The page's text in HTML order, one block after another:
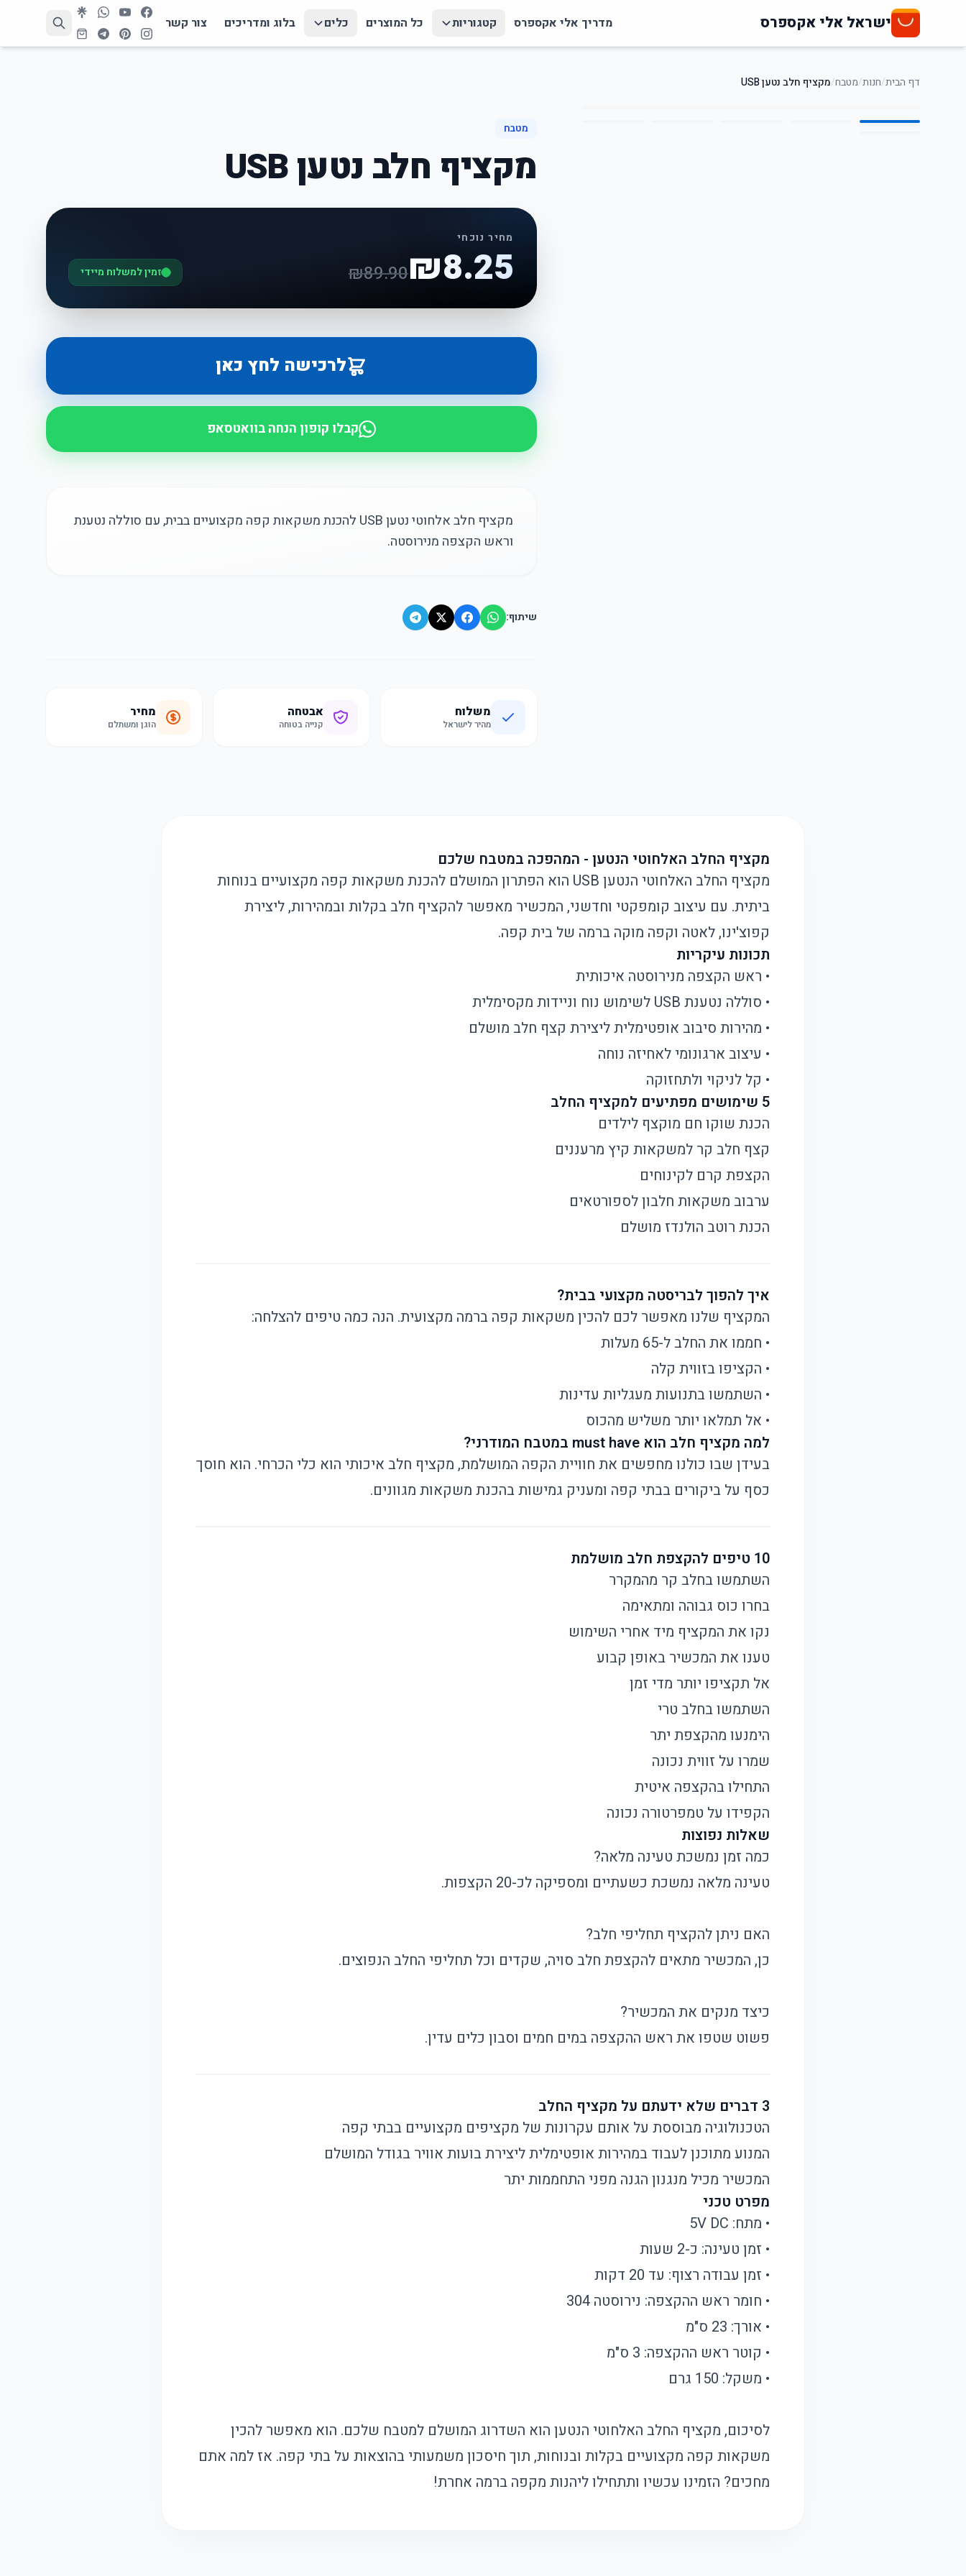
ישראל אלי אקספרס מדריך אלי אקספרס קטגוריות כל המוצרים כלים בלוג ומדריכים צור קשר
דף הבית/חנות/מטבח/מקציף חלב נטען USB 1
/
6
מטבח
מקציף חלב נטען USB
מחיר נוכחי
₪8.25
₪89.90 זמין למשלוח מיידי
לרכישה לחץ כאן
קבלו קופון הנחה בוואטסאפ
מקציף חלב אלחוטי נטען USB להכנת משקאות קפה מקצועיים בבית, עם סוללה נטענת
וראש הקצפה מנירוסטה.
שיתוף:
משלוח
מהיר לישראל
אבטחה
קנייה בטוחה
מחיר
הוגן ומשתלם
מקציף החלב האלחוטי הנטען - המהפכה במטבח שלכם
מקציף החלב האלחוטי הנטען USB הוא הפתרון המושלם להכנת משקאות קפה מקצועיים בנוחות
ביתית. עם עיצוב קומפקטי וחדשני, המכשיר מאפשר להקציף חלב בקלות ובמהירות, ליצירת
קפוצ'ינו, לאטה וקפה מוקה ברמה של בית קפה.
תכונות עיקריות
• ראש הקצפה מנירוסטה איכותית
• סוללה נטענת USB לשימוש נוח וניידות מקסימלית
• מהירות סיבוב אופטימלית ליצירת קצף חלב מושלם
• עיצוב ארגונומי לאחיזה נוחה
• קל לניקוי ולתחזוקה
5 שימושים מפתיעים למקציף החלב
הכנת שוקו חם מוקצף לילדים
קצף חלב קר למשקאות קיץ מרעננים
הקצפת קרם לקינוחים
ערבוב משקאות חלבון לספורטאים
הכנת רוטב הולנדז מושלם
איך להפוך לבריסטה מקצועי בבית?
המקציף שלנו מאפשר לכם להכין משקאות קפה ברמה מקצועית. הנה כמה טיפים להצלחה:
• חממו את החלב ל-65 מעלות
• הקציפו בזווית קלה
• השתמשו בתנועות מעגליות עדינות
• אל תמלאו יותר משליש מהכוס
למה מקציף חלב הוא must have במטבח המודרני?
בעידן שבו כולנו מחפשים את חוויית הקפה המושלמת, מקציף חלב איכותי הוא כלי הכרחי. הוא חוסך
כסף על ביקורים בבתי קפה ומעניק גמישות בהכנת משקאות מגוונים.
10 טיפים להקצפת חלב מושלמת
השתמשו בחלב קר מהמקרר
בחרו כוס גבוהה ומתאימה
נקו את המקציף מיד אחרי השימוש
טענו את המכשיר באופן קבוע
אל תקציפו יותר מדי זמן
השתמשו בחלב טרי
הימנעו מהקצפת יתר
שמרו על זווית נכונה
התחילו בהקצפה איטית
הקפידו על טמפרטורה נכונה
שאלות נפוצות
כמה זמן נמשכת טעינה מלאה?
טעינה מלאה נמשכת כשעתיים ומספיקה לכ-20 הקצפות.
האם ניתן להקציף תחליפי חלב?
כן, המכשיר מתאים להקצפת חלב סויה, שקדים וכל תחליפי החלב הנפוצים.
כיצד מנקים את המכשיר?
פשוט שטפו את ראש ההקצפה במים חמים וסבון כלים עדין.
3 דברים שלא ידעתם על מקציף החלב
הטכנולוגיה מבוססת על אותם עקרונות של מקציפים מקצועיים בבתי קפה
המנוע מתוכנן לעבוד במהירות אופטימלית ליצירת בועות אוויר בגודל המושלם
המכשיר מכיל מנגנון הגנה מפני התחממות יתר
מפרט טכני
• מתח: 5V DC
• זמן טעינה: כ-2 שעות
• זמן עבודה רצוף: עד 20 דקות
• חומר ראש ההקצפה: נירוסטה 304
• אורך: 23 ס"מ
• קוטר ראש ההקצפה: 3 ס"מ
• משקל: 150 גרם
לסיכום, מקציף החלב האלחוטי הנטען הוא השדרוג המושלם למטבח שלכם. הוא מאפשר להכין
משקאות קפה מקצועיים בקלות ובנוחות, תוך חיסכון משמעותי בהוצאות על בתי קפה. אז למה אתם
מחכים? הזמינו עכשיו ותתחילו ליהנות מקפה ברמה אחרת!